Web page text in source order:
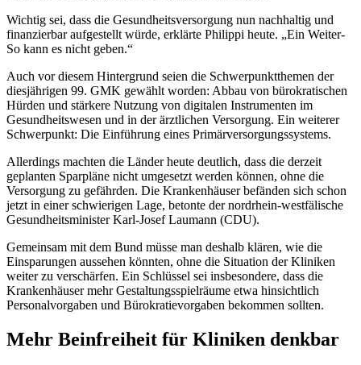
Wichtig sei, dass die Gesundheitsversorgung nun nachhaltig und
finanzierbar aufgestellt würde, erklärte Philippi heute. „Ein Weiter-
So kann es nicht geben.“
Auch vor diesem Hintergrund seien die Schwerpunktthemen der
diesjährigen 99. GMK gewählt worden: Abbau von bürokratischen
Hürden und stärkere Nutzung von digitalen Instrumenten im
Gesundheitswesen und in der ärztlichen Versorgung. Ein weiterer
Schwerpunkt: Die Einführung eines Primärversorgungssystems.
Allerdings machten die Länder heute deutlich, dass die derzeit
geplanten Sparpläne nicht umgesetzt werden können, ohne die
Versorgung zu gefährden. Die Krankenhäuser befänden sich schon
jetzt in einer schwierigen Lage, betonte der nordrhein-westfälische
Gesundheitsminister Karl-Josef Laumann (CDU).
Gemeinsam mit dem Bund müsse man deshalb klären, wie die
Einsparungen aussehen könnten, ohne die Situation der Kliniken
weiter zu verschärfen. Ein Schlüssel sei insbesondere, dass die
Krankenhäuser mehr Gestaltungsspielräume etwa hinsichtlich
Personalvorgaben und Bürokratievorgaben bekommen sollten.
Mehr Beinfreiheit für Kliniken denkbar